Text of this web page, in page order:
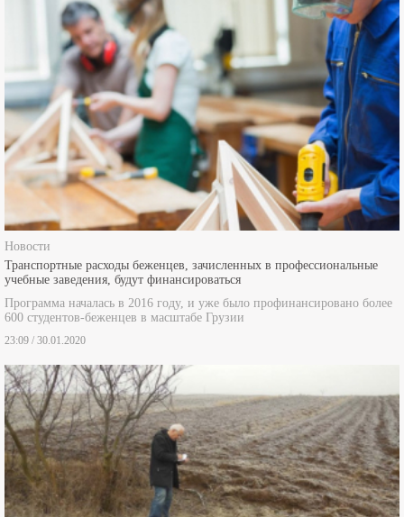
Новости
Транспортные расходы беженцев, зачисленных в профессиональные
учебные заведения, будут финансироваться
Программа началась в 2016 году, и уже было профинансировано более
600 студентов-беженцев в масштабе Грузии
23:09 / 30.01.2020